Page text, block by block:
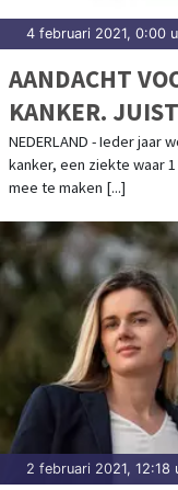
4 februari 2021, 0:00
AANDACHT
KANKER.
NEDERLAND - Ieder
kanker, een ziekte waar
mee te maken [...]
2 februari 2021, 12:18